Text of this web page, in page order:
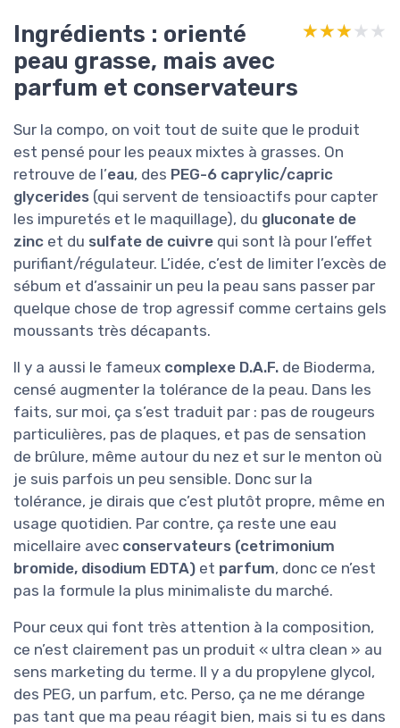
Ingrédients : orienté
peau grasse, mais avec
parfum et conservateurs
★★★★★
★★★★★
Sur la compo, on voit tout de suite que le produit
est pensé pour les peaux mixtes à grasses. On
retrouve de l’eau, des PEG-6 caprylic/capric
glycerides (qui servent de tensioactifs pour capter
les impuretés et le maquillage), du gluconate de
zinc et du sulfate de cuivre qui sont là pour l’effet
purifiant/régulateur. L’idée, c’est de limiter l’excès de
sébum et d’assainir un peu la peau sans passer par
quelque chose de trop agressif comme certains gels
moussants très décapants.
Il y a aussi le fameux complexe D.A.F. de Bioderma,
censé augmenter la tolérance de la peau. Dans les
faits, sur moi, ça s’est traduit par : pas de rougeurs
particulières, pas de plaques, et pas de sensation
de brûlure, même autour du nez et sur le menton où
je suis parfois un peu sensible. Donc sur la
tolérance, je dirais que c’est plutôt propre, même en
usage quotidien. Par contre, ça reste une eau
micellaire avec conservateurs (cetrimonium
bromide, disodium EDTA) et parfum, donc ce n’est
pas la formule la plus minimaliste du marché.
Pour ceux qui font très attention à la composition,
ce n’est clairement pas un produit « ultra clean » au
sens marketing du terme. Il y a du propylene glycol,
des PEG, un parfum, etc. Perso, ça ne me dérange
pas tant que ma peau réagit bien, mais si tu es dans